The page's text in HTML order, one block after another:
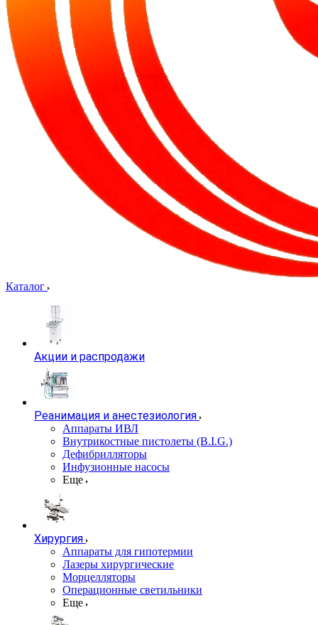
Каталог
Акции и распродажи
Реанимация и анестезиология
Аппараты ИВЛ
Внутрикостные пистолеты (B.I.G.)
Дефибрилляторы
Инфузионные насосы
Еще
Хирургия
Аппараты для гипотермии
Лазеры хирургические
Морцелляторы
Операционные светильники
Еще